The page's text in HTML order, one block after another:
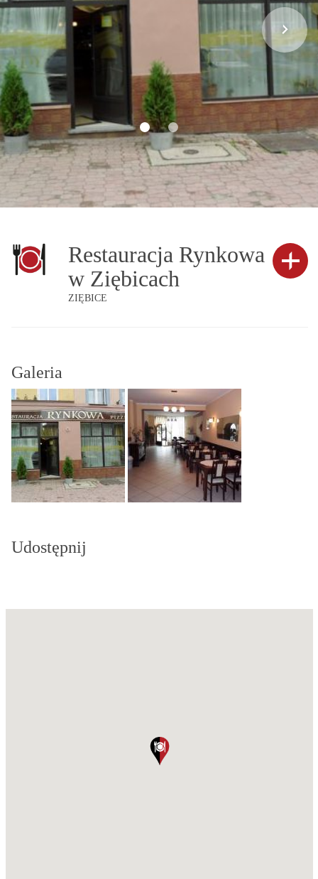
Restauracja Rynkowa
w Ziębicach
ZIĘBICE
Galeria
Udostępnij